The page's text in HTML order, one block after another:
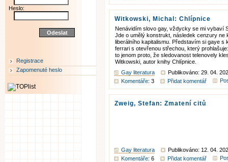
Witkowski, Michal: Chlípnice
Nenávidím slovo gay, vždycky se mi vybaví
Jde o umělý konstrukt, následek cenzury ne
liberálního kapitalismu. Představím si gaye s
ferrari s otevřenou střechou, který
to jenom proto, že sledovanost telenovely
Witkowski, autor knihy Chlípnice.
Gay literatura
Publikováno: 29. 04.
Komentáře: 3 Přidat komentář
Zweig, Stefan: Zmatení citů
Gay literatura
Publikováno: 12. 04.
Komentáře: 6 Přidat komentář
Heslo:
Registrace
Zapomenuté heslo